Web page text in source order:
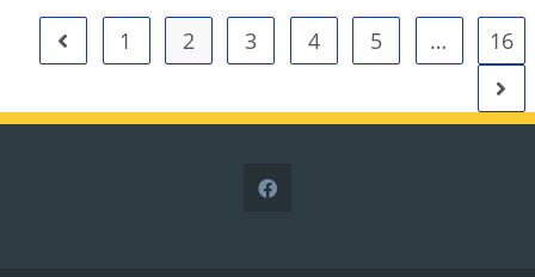
Auf
Gehe zur vorherigen Seite
1 2 3 4 5 … 16